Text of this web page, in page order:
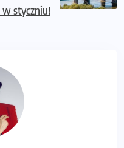
styczniu!